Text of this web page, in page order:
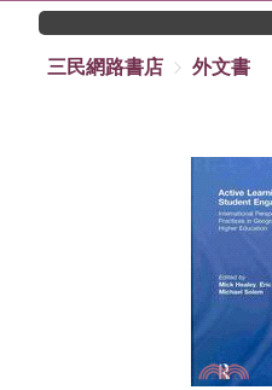
三民網路書店
外文書